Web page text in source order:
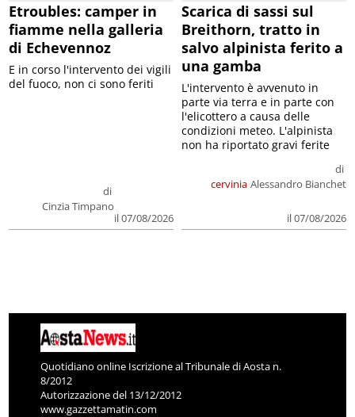
Etroubles: camper in
fiamme nella galleria
di Echevennoz
di
Cinzia Timpano
il 07/08/2026
E in corso l'intervento dei vigili
del fuoco, non ci sono feriti
Scarica di sassi sul
Breithorn, tratto in
salvo alpinista ferito a
una gamba
cervinia
di
Alessandro Bianchet
il 07/08/2026
L'intervento è avvenuto in
parte via terra e in parte con
l'elicottero a causa delle
condizioni meteo. L'alpinista
non ha riportato gravi ferite
Quotidiano online Iscrizione al Tribunale di Aosta n.
8/2012
Autorizzazione del 13/12/2012
www.gazzettamatin.com